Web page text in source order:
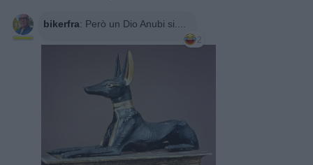
bikerfra: Però un Dio Anubi si....
2